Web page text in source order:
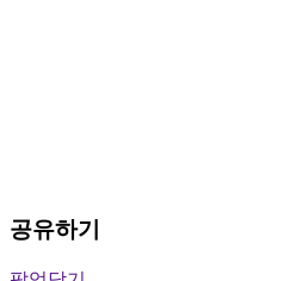
공유하기